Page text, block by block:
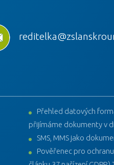
Přehled datových
přijímáme dokumenty v
SMS, MMS jako
Pověřenec pro